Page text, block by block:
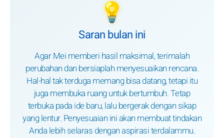
💡
Saran bulan ini
Agar Mei memberi hasil maksimal, terimalah
perubahan dan bersiaplah menyesuaikan rencana.
Hal-hal tak terduga memang bisa datang, tetapi itu
juga membuka ruang untuk bertumbuh. Tetap
terbuka pada ide baru, lalu bergerak dengan sikap
yang lentur. Penyesuaian ini akan membuat tindakan
Anda lebih selaras dengan aspirasi terdalammu.